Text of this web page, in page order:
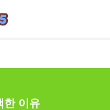
한 이유